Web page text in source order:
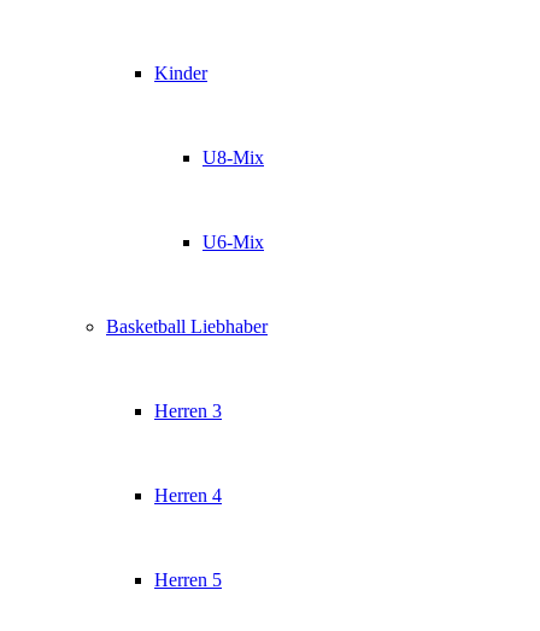
Kinder
U8-Mix
U6-Mix
Basketball Liebhaber
Herren 3
Herren 4
Herren 5